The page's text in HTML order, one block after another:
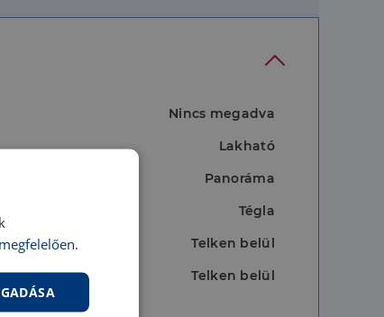
Nincs megadva
Lakható
Panoráma
Tégla
Telken belül
Telken belül